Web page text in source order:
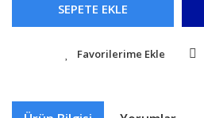
SEPETE EKLE